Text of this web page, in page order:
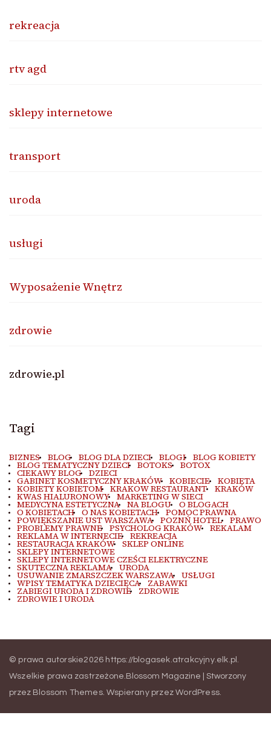
rekreacja
rtv agd
sklepy internetowe
transport
uroda
usługi
Wyposażenie Wnętrz
zdrowie
zdrowie.pl
Tagi
BIZNES BLOG BLOG DLA DZIECI BLOGI BLOG KOBIETY
BLOG TEMATYCZNY DZIECI BOTOKS BOTOX
CIEKAWY BLOG DZIECI
GABINET KOSMETYCZNY KRAKÓW KOBIECIE KOBIETA
KOBIETY KOBIETOM KRAKOW RESTAURANT KRAKÓW
KWAS HIALURONOWY MARKETING W SIECI
MEDYCYNA ESTETYCZNA NA BLOGU O BLOGACH
O KOBIETACH O NAS KOBIETACH POMOC PRAWNA
POWIĘKSZANIE UST WARSZAWA POZNŃ HOTEL PRAWO
PROBLEMY PRAWNE PSYCHOLOG KRAKÓW REKALAM
REKLAMA W INTERNECIE REKREACJA
RESTAURACJA KRAKÓW SKLEP ONLINE
SKLEPY INTERNETOWE
SKLEPY INTERNETOWE CZEŚCI ELEKTRYCZNE
SKUTECZNA REKLAMA URODA
USUWANIE ZMARSZCZEK WARSZAWA USŁUGI
WPISY TEMATYKA DZIECIĘCA ZABAWKI
ZABIEGI URODA I ZDROWIE ZDROWIE
ZDROWIE I URODA
© prawa autorskie2026 https://blogasek.atrakcyjny.elk.pl .
Wszelkie prawa zastrzeżone. Blossom Magazine | Stworzony
przez Blossom Themes. Wspierany przezWordPress.